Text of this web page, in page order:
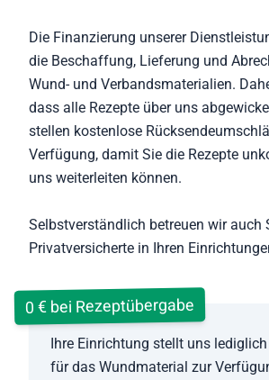
Die Finanzierung unserer
die Beschaffung, Lieferung und
Wund- und Verbandsmaterialien.
dass alle Rezepte über uns
stellen kostenlose
Verfügung, damit Sie die Rezepte
uns weiterleiten können.
Selbstverständlich betreuen wir auch
Privatversicherte in Ihren
0 € bei Rezeptübergabe
Ihre Einrichtung stellt uns lediglich
für das Wundmaterial zur